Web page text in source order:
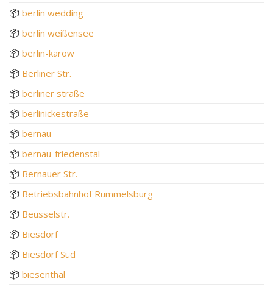
📦 berlin wedding
📦 berlin weißensee
📦 berlin-karow
📦 Berliner Str.
📦 berliner straße
📦 berlinickestraße
📦 bernau
📦 bernau-friedenstal
📦 Bernauer Str.
📦 Betriebsbahnhof Rummelsburg
📦 Beusselstr.
📦 Biesdorf
📦 Biesdorf Süd
📦 biesenthal